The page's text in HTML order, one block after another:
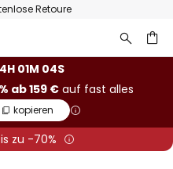
Retoure
01M 04S
ab 159 €auf fast alles
kopieren
zu -70%